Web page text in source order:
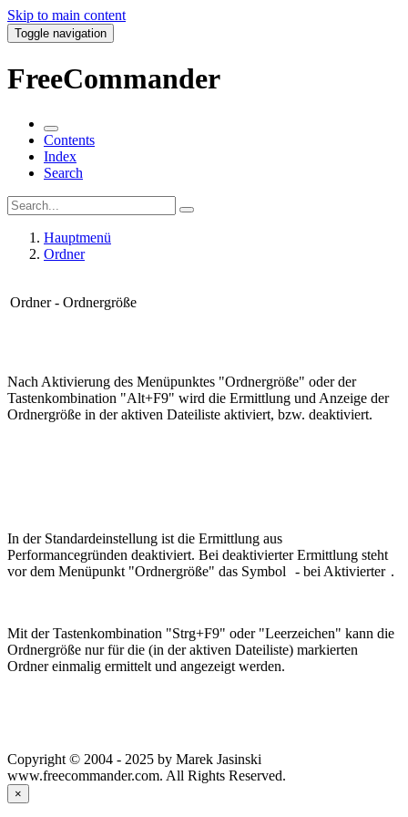
Skip to main content
Toggle navigation
FreeCommander
Contents
Index
Search
Hauptmenü
Ordner
Ordner - Ordnergröße
Nach Aktivierung des Menüpunktes "Ordnergröße" oder der
Tastenkombination "Alt+F9" wird die Ermittlung und Anzeige der
Ordnergröße in der aktiven Dateiliste aktiviert, bzw. deaktiviert.
In der Standardeinstellung ist die Ermittlung aus
Performancegründen deaktiviert. Bei deaktivierter Ermittlung steht
vor dem Menüpunkt "Ordnergröße" das Symbol
- bei Aktivierter .
Mit der Tastenkombination "Strg+F9" oder "Leerzeichen" kann die
Ordnergröße nur für die (in der aktiven Dateiliste) markierten
Ordner einmalig ermittelt und angezeigt werden.
Copyright © 2004 - 2025 by Marek Jasinski
www.freecommander.com. All Rights Reserved.
×